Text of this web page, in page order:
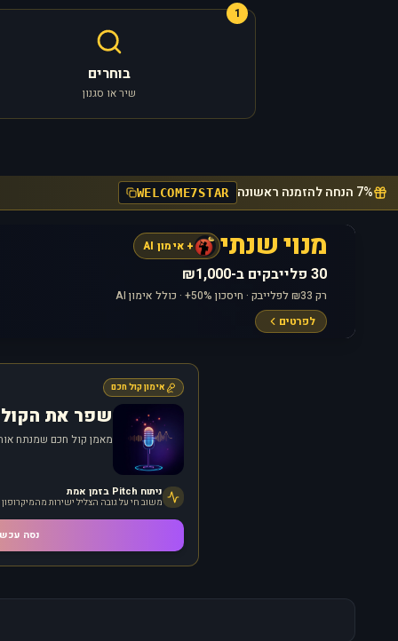
1
בוחרים
שיר או סגנון
7% הנחה להזמנה ראשונה WELCOME7STAR
מנוי שנתי + אימון AI
30 פלייבקים ב-₪1,000
רק ₪33 לפלייבק · חיסכון 50%+ · כולל אימון AI
לפרטים
אימון קול חכם
שפר את
מאמן קול חכם שמנתח
ניתוח Pitch בזמן אמת
משוב חי על גובה הצליל ישירות מהמיקרופון
נסה